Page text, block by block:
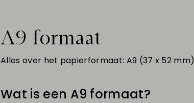
A9 formaat
Alles over het papierformaat: A9 (37 x 52 mm)
Wat is een A9 formaat?